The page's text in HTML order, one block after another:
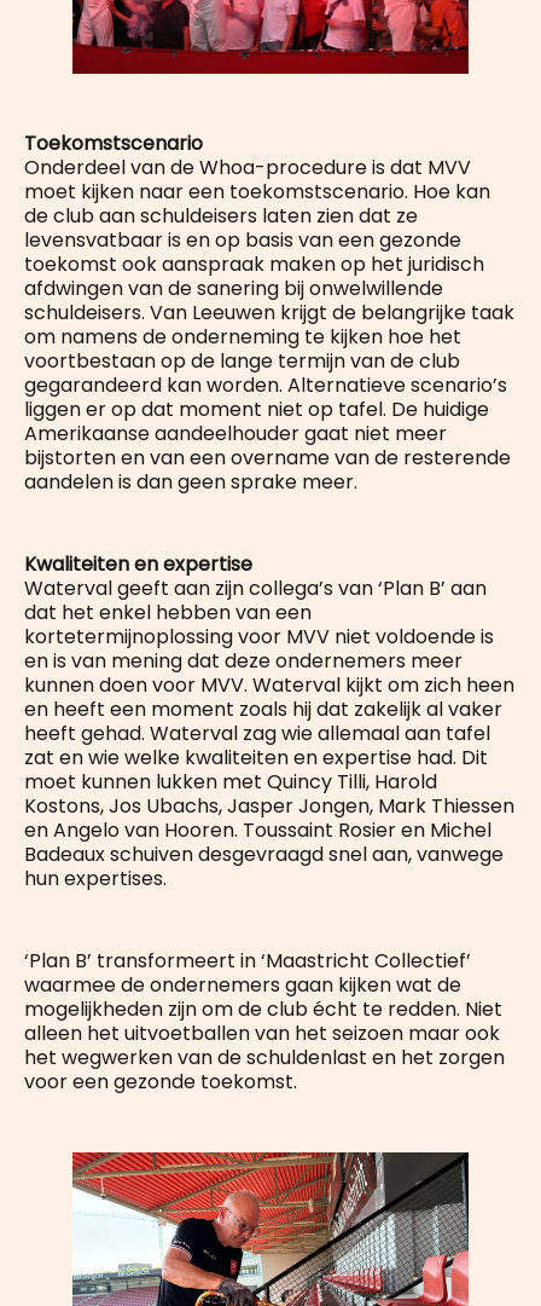
Toekomstscenario
Onderdeel van de Whoa-procedure is dat MVV
moet kijken naar een toekomstscenario. Hoe kan
de club aan schuldeisers laten zien dat ze
levensvatbaar is en op basis van een gezonde
toekomst ook aanspraak maken op het juridisch
afdwingen van de sanering bij onwelwillende
schuldeisers. Van Leeuwen krijgt de belangrijke taak
om namens de onderneming te kijken hoe het
voortbestaan op de lange termijn van de club
gegarandeerd kan worden. Alternatieve scenario’s
liggen er op dat moment niet op tafel. De huidige
Amerikaanse aandeelhouder gaat niet meer
bijstorten en van een overname van de resterende
aandelen is dan geen sprake meer.
Kwaliteiten en expertise
Waterval geeft aan zijn collega’s van ‘Plan B’ aan
dat het enkel hebben van een
kortetermijnoplossing voor MVV niet voldoende is
en is van mening dat deze ondernemers meer
kunnen doen voor MVV. Waterval kijkt om zich heen
en heeft een moment zoals hij dat zakelijk al vaker
heeft gehad. Waterval zag wie allemaal aan tafel
zat en wie welke kwaliteiten en expertise had. Dit
moet kunnen lukken met Quincy Tilli, Harold
Kostons, Jos Ubachs, Jasper Jongen, Mark Thiessen
en Angelo van Hooren. Toussaint Rosier en Michel
Badeaux schuiven desgevraagd snel aan, vanwege
hun expertises.
‘Plan B’ transformeert in ‘Maastricht Collectief’
waarmee de ondernemers gaan kijken wat de
mogelijkheden zijn om de club écht te redden. Niet
alleen het uitvoetballen van het seizoen maar ook
het wegwerken van de schuldenlast en het zorgen
voor een gezonde toekomst.